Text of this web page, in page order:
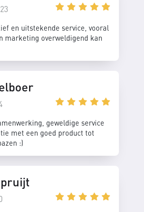
en uitstekende service, vooral
marketing overweldigend kan
geweldige service
met een goed product tot
:)